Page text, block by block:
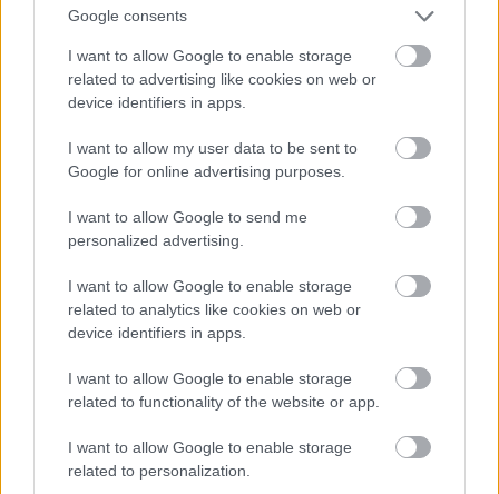
Google consents
I want to allow Google to enable storage
related to advertising like cookies on web or
device identifiers in apps.
I want to allow my user data to be sent to
Google for online advertising purposes.
I want to allow Google to send me
personalized advertising.
I want to allow Google to enable storage
related to analytics like cookies on web or
device identifiers in apps.
I want to allow Google to enable storage
related to functionality of the website or app.
I want to allow Google to enable storage
related to personalization.
“Tā var ākstīties savā
virtuvē, nevis uz skatuves!”
Elita Mīlgrāve ļāvusies
negaidīti erotiskai skatuves
deja ar Eirovīzijas zvaigzni
Atcelt Ziņot